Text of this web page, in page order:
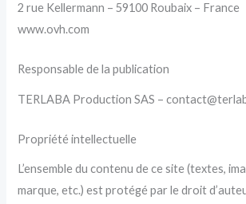
2 rue Kellermann – 59100 Roubaix – France
www.ovh.com
Responsable de la publication
TERLABA Production SAS –
Propriété intellectuelle
L’ensemble du contenu de ce site (textes,
marque, etc.) est protégé par le droit